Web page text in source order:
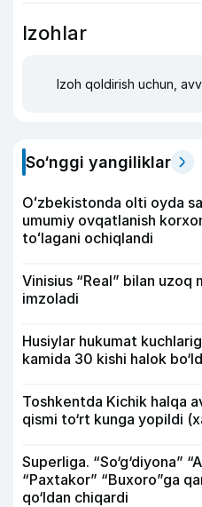
Izohlar
Izoh qoldirish uchun,
So‘nggi yangiliklar
Oʻzbekistonda olti oyda
umumiy ovqatlanish
toʻlagani ochiqlandi
Vinisius “Real” bilan uzoq
imzoladi
Husiylar hukumat
kamida 30 kishi halok
Toshkentda Kichik halqa
qismi to‘rt kunga yopildi
Superliga. “So‘g‘diyona”
“Paxtakor” “Buxoro”ga
qo‘ldan chiqardi